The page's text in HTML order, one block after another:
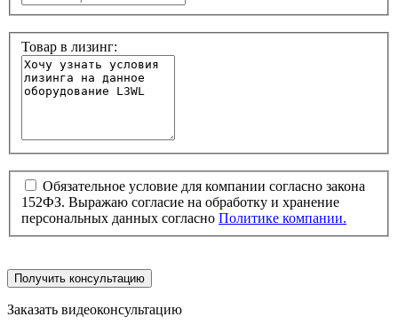
Товар в лизинг:
Обязательное условие для компании согласно закона
152ФЗ. Выражаю согласие на обработку и хранение
персональных данных согласно Политике компании.
Получить консультацию
Заказать видеоконсультацию